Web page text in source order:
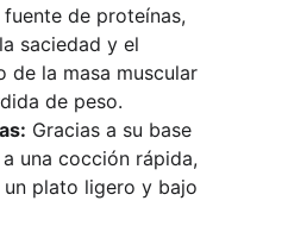
de proteínas,
saciedad y el
de la masa muscular
de peso.
Gracias a su base
una cocción rápida,
plato ligero y bajo